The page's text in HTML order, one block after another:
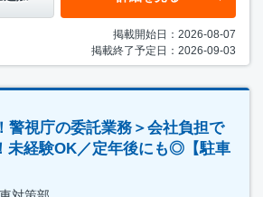
掲載開始日：2026-08-07
掲載終了予定日：2026-09-03
警視庁の委託業務＞会社負担で
未経験OK／定年後にも◎【駐車